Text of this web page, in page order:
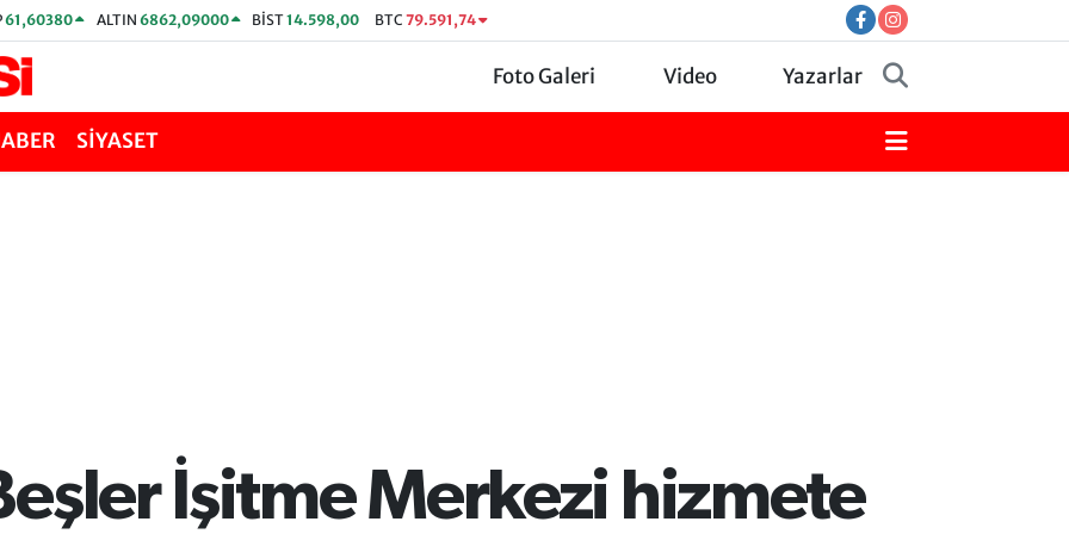
61,60380 ALTIN 6862,09000 BİST14.598,00 BTC 79.591,74
Foto Galeri Video Yazarlar
SİYASET
İşitme Merkezi hizmete